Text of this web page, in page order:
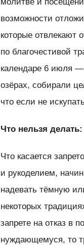
возможности
которые отвлекают
по благочестивой
календаре 6 июля —
озёрах, собирали
что если не
Что нельзя делать:
Что касается
и рукоделием,
надевать тёмную
некоторых
запрете на отказ в
нуждающемуся, то